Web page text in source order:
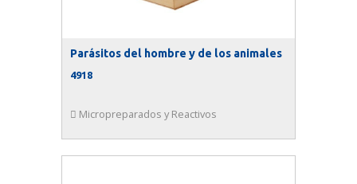
Parásitos del hombre y de los animales
4918
Micropreparados y Reactivos